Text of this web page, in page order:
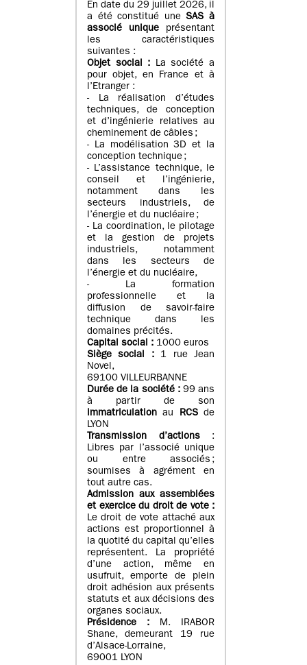
En date du 29 juillet 2026, il
a été constitué uneSAS à
associé unique présentant
les caractéristiques
suivantes :
Objet social : La société a
pour objet, en France et à
l’Etranger :
- La réalisation d’études
techniques, de conception
et d’ingénierie relatives au
cheminement de câbles ;
- La modélisation 3D et la
conception technique ;
- L’assistance technique, le
conseil et l’ingénierie,
notamment dans les
secteurs industriels, de
l’énergie et du nucléaire ;
- La coordination, le pilotage
et la gestion de projets
industriels, notamment
dans les secteurs de
l’énergie et du nucléaire,
- La formation
professionnelle et la
diffusion de savoir-faire
technique dans les
domaines précités.
Capital social : 1000 euros
Siège social :1 rue Jean
Novel,
69100 VILLEURBANNE
Durée de la société :99 ans
à partir de son
immatriculation au RCSde
LYON
Transmission d’actions:
Libres par l’associé unique
ou entre associés ;
soumises à agrément en
tout autre cas.
Admission aux assemblées
et exercice du droit de vote :
Le droit de vote attaché aux
actions est proportionnel à
la quotité du capital qu’elles
représentent. La propriété
d’une action, même en
usufruit, emporte de plein
droit adhésion aux présents
statuts et aux décisions des
organes sociaux.
Présidence : M. IRABOR
Shane, demeurant 19 rue
d’Alsace-Lorraine,
69001 LYON